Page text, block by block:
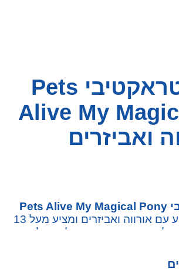
פוני אינטראקטיבי Pets
Alive My
ואביזרים
פוני אינטראקטיבי Pets Alive My Magical Pony
מגיע עם אורווה ואביזרים ומציע מעל 13
להבריש את הרעמה, להאכיל
וליהנות מקולות פוני, אור
3 ומעלה.